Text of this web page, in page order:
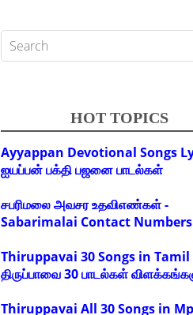
HOT TOPICS
Ayyappan Devotional Songs
ஐயப்பன் பக்தி பஜனை பாடல்கள்
சபரிமலை அவசர உதவிஎண்கள் -
Sabarimalai Contact Numbers
Thiruppavai 30 Songs in Tamil
திருப்பாவை 30 பாடல்கள்
Thiruppavai All 30 Songs in